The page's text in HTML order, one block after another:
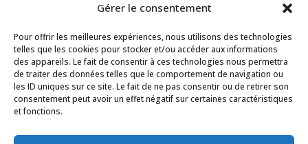
Gérer le consentement
Pour offrir les meilleures expériences, nous utilisons des technologies
telles que les cookies pour stocker et/ou accéder aux informations
des appareils. Le fait de consentir à ces technologies nous permettra
de traiter des données telles que le comportement de navigation ou
les ID uniques sur ce site. Le fait de ne pas consentir ou de retirer son
consentement peut avoir un effet négatif sur certaines caractéristiques
et fonctions.
Patisserie à la Carte © 2024 All Rights Reserved.
Legal
Terms & Conditions |FAQ |
Contact
Paris|My Account